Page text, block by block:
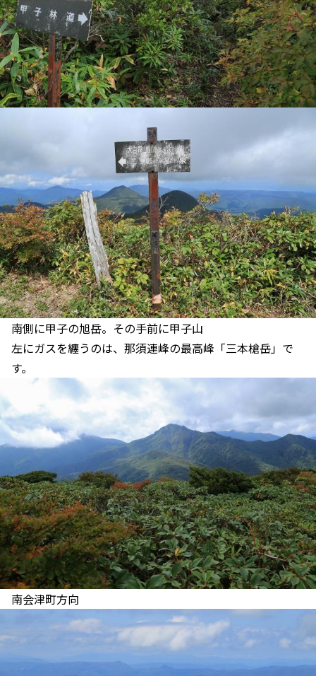
南側に甲子の旭岳。その手前に甲子山
左にガスを纏うのは、那須連峰の最高峰「三本槍岳」で
す。
南会津町方向